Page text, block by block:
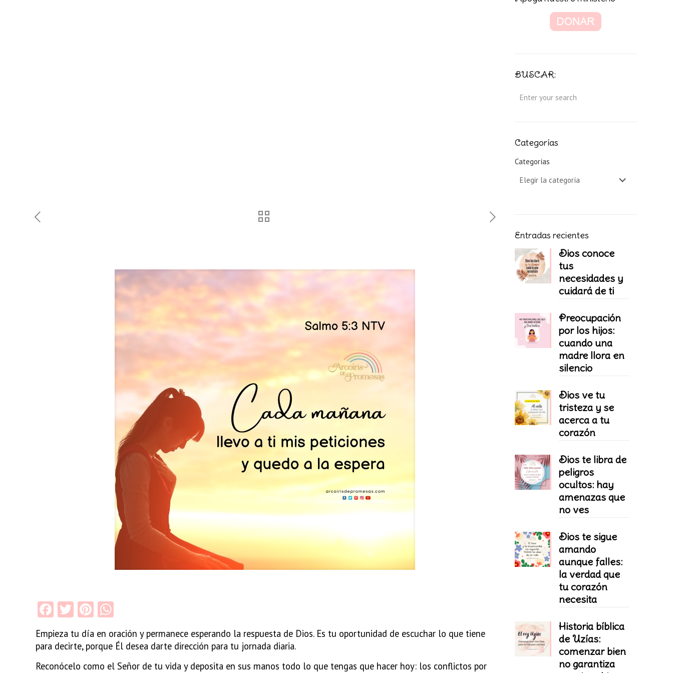
Facebook
TwitterPinterest
Empieza tu día en oración y permanece esperando la respuesta de Dios. Es tu oportunidad de escuchar lo que tiene
para decirte, porque Él desea darte dirección para tu jornada diaria.
Reconócelo como el Señor de tu vida y deposita en sus manos todo lo que tengas que hacer hoy: los conflictos por
BUSCAR:
Categorías
Categorías
Entradas recientes
Dios conoce
tus
necesidades y
cuidará de ti
Preocupación
por los hijos:
cuando una
madre llora en
silencio
Dios ve tu
tristeza y se
acerca a tu
corazón
Dios te libra de
peligros
ocultos: hay
amenazas que
no ves
Dios te sigue
amando
aunque falles:
la verdad que
tu corazón
necesita
Historia bíblica
de Uzías:
comenzar bien
no garantiza